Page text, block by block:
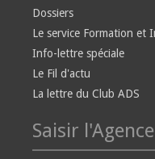
Dossiers
Le service Formation et
Info-lettre spéciale
Le Fil d'actu
La lettre du Club ADS
Saisir l'Agence